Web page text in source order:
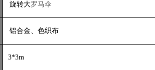
旋转大罗马伞
铝合金、色织布
3*3m